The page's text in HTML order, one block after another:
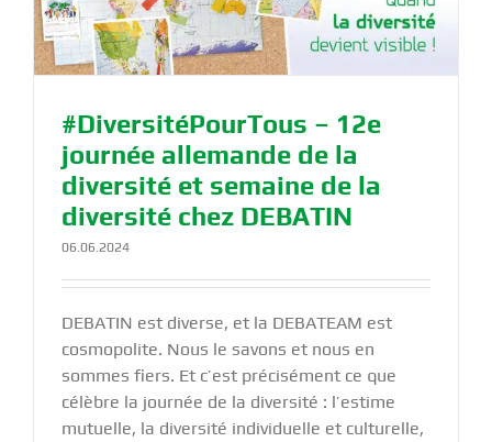
#DiversitéPourTous – 12e
journée allemande de la
diversité et semaine de la
diversité chez DEBATIN
06.06.2024
DEBATIN est diverse, et la DEBATEAM est
cosmopolite. Nous le savons et nous en
sommes fiers. Et c’est précisément ce que
célèbre la journée de la diversité : l’estime
mutuelle, la diversité individuelle et culturelle,